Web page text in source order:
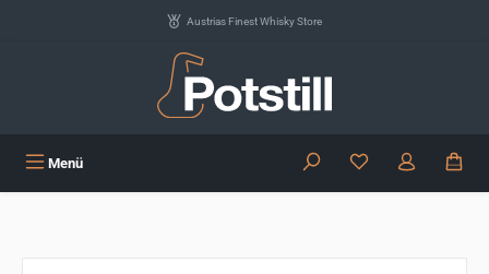
Austrias Finest Whisky Store
Menü Du hast 0